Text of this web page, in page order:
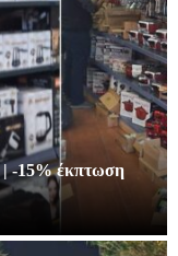
| -15% έκπτωση